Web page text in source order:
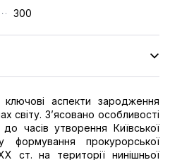
300
аспекти зародження
світу. З’ясовано особливості
часів утворення Київської
формування прокурорської
ст. на території нинішньої